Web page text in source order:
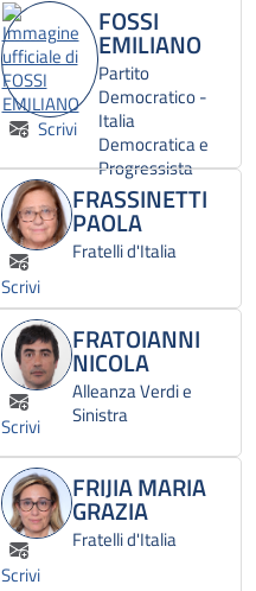
Scrivi
FOSSI
EMILIANO
Partito
Democratico -
Italia
Democratica e
Progressista
Scrivi
FRASSINETTI
PAOLA
Fratelli d'Italia
Scrivi
FRATOIANNI
NICOLA
Alleanza Verdi e
Sinistra
Scrivi
FRIJIA MARIA
GRAZIA
Fratelli d'Italia